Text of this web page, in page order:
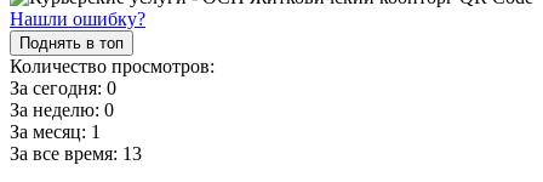
Нашли ошибку?
Поднять в топ
Количество просмотров:
За сегодня: 0
За неделю: 0
За месяц: 1
За все время: 13